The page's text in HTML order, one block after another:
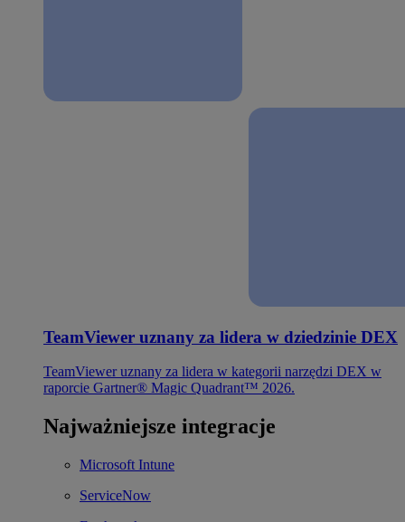
TeamViewer uznany za lidera w dziedzinie DEX
TeamViewer uznany za lidera w kategorii narzędzi DEX w
raporcie Gartner® Magic Quadrant™ 2026.
Najważniejsze integracje
Microsoft Intune
ServiceNow